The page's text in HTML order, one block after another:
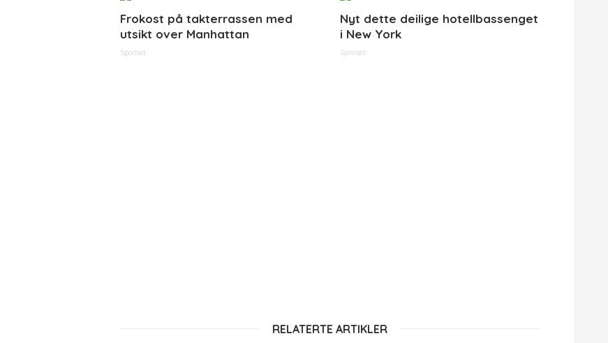
Frokost på takterrassen med
utsikt over Manhattan
Sponset
Nyt dette deilige hotellbassenget
i New York
Sponset
RELATERTE ARTIKLER